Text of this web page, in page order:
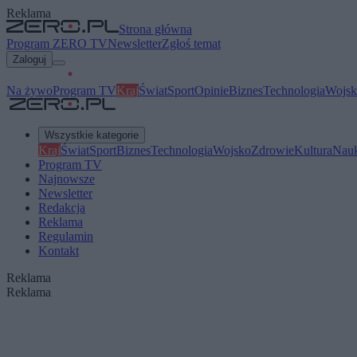
Reklama
Strona główna
Program ZERO TVNewsletterZgłoś temat
Zaloguj
Na żywoProgram TVKrajŚwiatSportOpinieBiznesTechnologia
Wszystkie kategorie
KrajŚwiatSportBiznesTechnologiaWojskoZdrowieKultura
Program TV
Najnowsze
Newsletter
Redakcja
Reklama
Regulamin
Kontakt
Reklama
Reklama